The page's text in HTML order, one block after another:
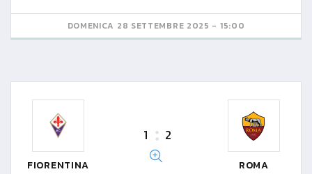
DOMENICA 28 SETTEMBRE 2025 - 15:00
FIORENTINA
1 2
ROMA